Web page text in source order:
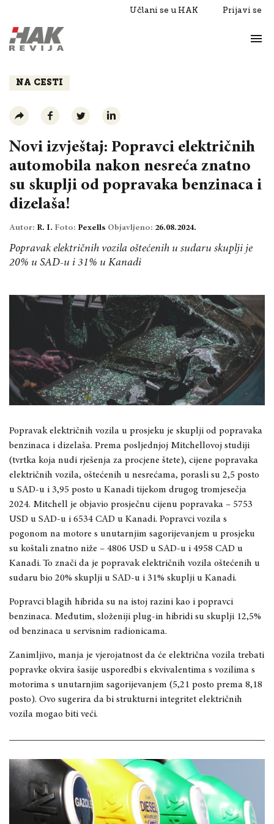
Učlani se u HAK Prijavi se
Razgovori
NA CESTI
Novi izvještaj: Popravci električnih
automobila nakon nesreća znatno
su skuplji od popravaka benzinaca i
dizelaša!
Autor: R. I. Foto: Pexells Objavljeno: 26.08.2024.
Popravak električnih vozila oštećenih u sudaru skuplji je
20% u SAD-u i 31% u Kanadi
Popravak električnih vozila u prosjeku je skuplji od popravaka
benzinaca i dizelaša. Prema posljednjoj Mitchellovoj studiji
(tvrtka koja nudi rješenja za procjene štete), cijene popravaka
električnih vozila, oštećenih u nesrećama, porasli su 2,5 posto
u SAD-u i 3,95 posto u Kanadi tijekom drugog tromjesečja
2024. Mitchell je objavio prosječnu cijenu popravaka – 5753
USD u SAD-u i 6534 CAD u Kanadi. Popravci vozila s
pogonom na motore s unutarnjim sagorijevanjem u prosjeku
su koštali znatno niže – 4806 USD u SAD-u i 4958 CAD u
Kanadi. To znači da je popravak električnih vozila oštećenih u
sudaru bio 20% skuplji u SAD-u i 31% skuplji u Kanadi.
Popravci blagih hibrida su na istoj razini kao i popravci
benzinaca. Međutim, složeniji plug-in hibridi su skuplji 12,5%
od benzinaca u servisnim radionicama.
Zanimljivo, manja je vjerojatnost da će električna vozila trebati
popravke okvira šasije usporedbi s ekvivalentima s vozilima s
motorima s unutarnjim sagorijevanjem (5,21 posto prema 8,18
posto). Ovo sugerira da bi strukturni integritet električnih
vozila mogao biti veći.